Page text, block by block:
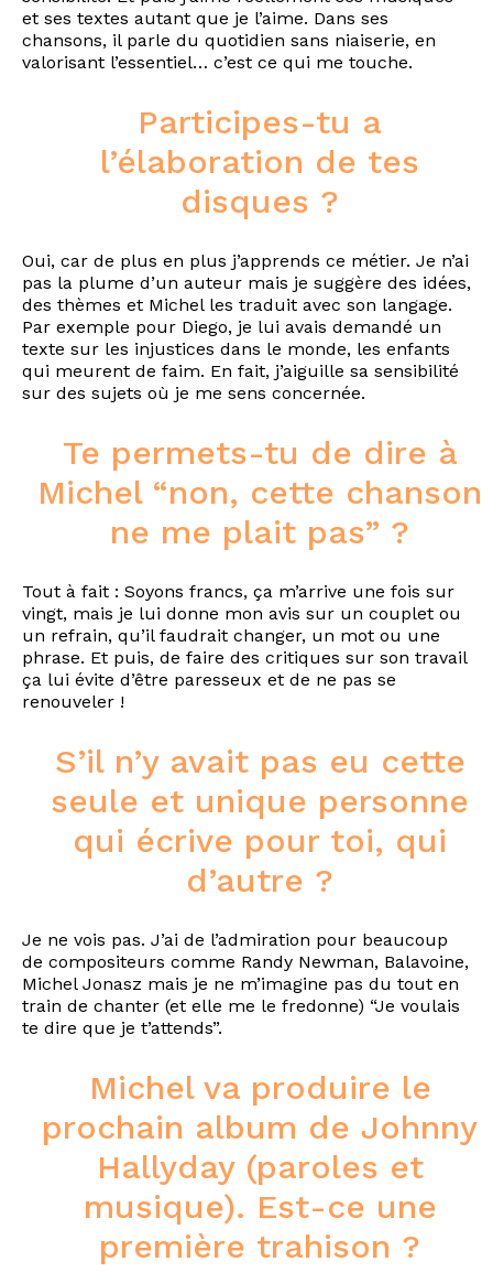
et ses textes autant que je l’aime. Dans ses
chansons, il parle du quotidien sans niaiserie, en
valorisant l’essentiel… c’est ce qui me touche.
Participes-tu a
l’élaboration de tes
disques ?
Oui, car de plus en plus j’apprends ce métier. Je n’ai
pas la plume d’un auteur mais je suggère des idées,
des thèmes et Michel les traduit avec son langage.
Par exemple pour Diego, je lui avais demandé un
texte sur les injustices dans le monde, les enfants
qui meurent de faim. En fait, j’aiguille sa sensibilité
sur des sujets où je me sens concernée.
Te permets-tu de dire à
Michel “non, cette chanson
ne me plait pas” ?
Tout à fait : Soyons francs, ça m’arrive une fois sur
vingt, mais je lui donne mon avis sur un couplet ou
un refrain, qu’il faudrait changer, un mot ou une
phrase. Et puis, de faire des critiques sur son travail
ça lui évite d’être paresseux et de ne pas se
renouveler !
S’il n’y avait pas eu cette
seule et unique personne
qui écrive pour toi, qui
d’autre ?
Je ne vois pas. J’ai de l’admiration pour beaucoup
de compositeurs comme Randy Newman, Balavoine,
Michel Jonasz mais je ne m’imagine pas du tout en
train de chanter (et elle me le fredonne) “Je voulais
te dire que je t’attends”.
Michel va produire le
prochain album de Johnny
Hallyday (paroles et
musique). Est-ce une
première trahison ?